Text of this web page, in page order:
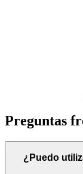
Preguntas
¿Puedo